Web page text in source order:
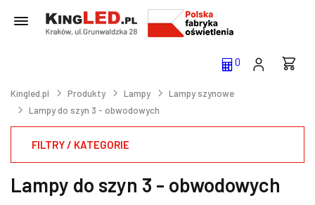
0
Kingled.pl Produkty Lampy
Lampy szynowe
Lampy do szyn 3 - obwodowych
Lampy do szyn 3 - obwodowych
FILTRY / KATEGORIE